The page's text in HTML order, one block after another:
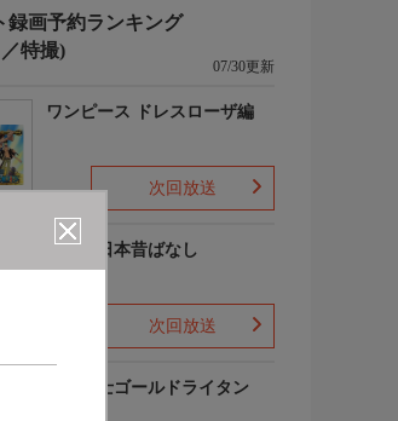
録画予約ランキング
特撮)
07/30更新
ワンピース ドレスローザ編
次回放送
まんが日本昔ばなし
次回放送
黄金戦士ゴールドライタン